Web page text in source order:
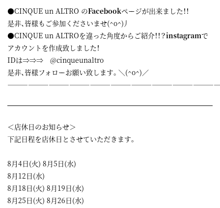
●CINQUE un ALTRO のFacebookページが出来ました！！
是非、皆様もご参加くださいませ(^o^)丿
●CINQUE un ALTROを違った角度からご紹介！！？instagramで
アカウントを作成致しました！
IDは⇒⇒⇒ @cinqueunaltro
是非、皆様フォローお願い致します。＼(^o^)／
＜店休日のお知らせ＞
下記日程を店休日とさせていただきます。
8月4日(火) 8月5日(水)
8月12日(水)
8月18日(火) 8月19日(水)
8月25日(火) 8月26日(水)